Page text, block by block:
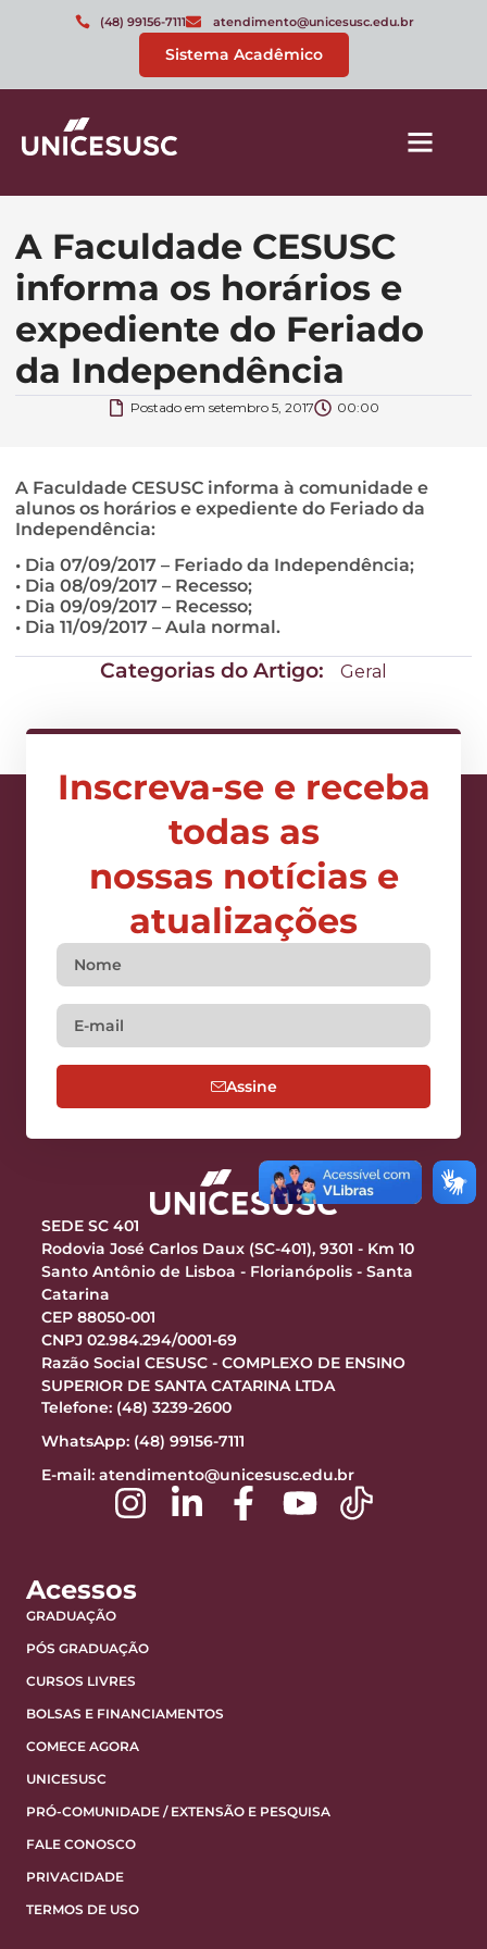
(48) 99156-7111 atendimento@unicesusc.edu.br
Sistema Acadêmico
A Faculdade CESUSC
informa os horários e
expediente do Feriado
da Independência
Postado em setembro 5, 2017 00:00
A Faculdade CESUSC informa à comunidade e
alunos os horários e expediente do Feriado da
Independência:
• Dia 07/09/2017 – Feriado da Independência;
• Dia 08/09/2017 – Recesso;
• Dia 09/09/2017 – Recesso;
• Dia 11/09/2017 – Aula normal.
Categorias do Artigo: Geral
Inscreva-se e receba
todas as
nossas notícias e
atualizações
Assine
SEDE SC 401
Rodovia José Carlos Daux (SC-401), 9301 - Km 10
Santo Antônio de Lisboa - Florianópolis - Santa
Catarina
CEP 88050-001
CNPJ 02.984.294/0001-69
Razão Social CESUSC - COMPLEXO DE ENSINO
SUPERIOR DE SANTA CATARINA LTDA
Telefone: (48) 3239-2600
WhatsApp: (48) 99156-7111
E-mail: atendimento@unicesusc.edu.br
Acessos
GRADUAÇÃO
PÓS GRADUAÇÃO
CURSOS LIVRES
BOLSAS E FINANCIAMENTOS
COMECE AGORA
UNICESUSC
PRÓ-COMUNIDADE / EXTENSÃO E PESQUISA
FALE CONOSCO
PRIVACIDADE
TERMOS DE USO